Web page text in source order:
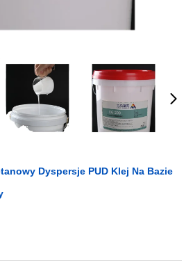
Dyspersje PUD Klej Na Bazie